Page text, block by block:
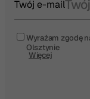
Twój e-mail
Wyrażam zgodę
Olsztynie
Więcej